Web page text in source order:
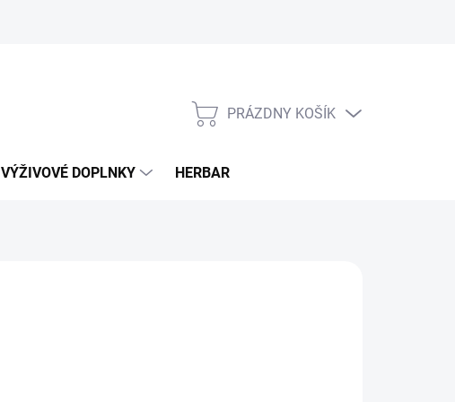
NÁKUPNÝ
PRÁZDNY KOŠÍK
VÝŽIVOVÉ DOPLNKY HERBAR